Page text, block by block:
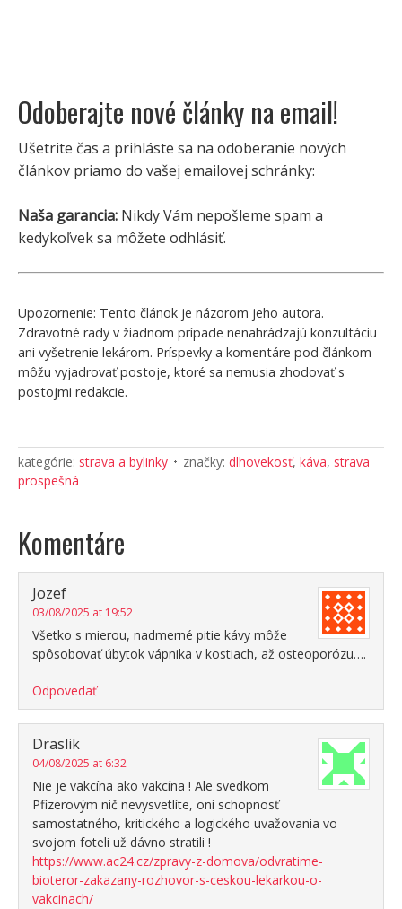
Odoberajte nové články na email!
Ušetrite čas a prihláste sa na odoberanie nových
článkov priamo do vašej emailovej schránky:
Naša garancia: Nikdy Vám nepošleme spam a
kedykoľvek sa môžete odhlásiť.
Upozornenie: Tento článok je názorom jeho autora.
Zdravotné rady v žiadnom prípade nenahrádzajú konzultáciu
ani vyšetrenie lekárom. Príspevky a komentáre pod článkom
môžu vyjadrovať postoje, ktoré sa nemusia zhodovať s
postojmi redakcie.
kategórie: strava a bylinky značky: dlhovekosť, káva, strava
prospešná
Komentáre
Jozef
03/08/2025 at 19:52
Všetko s mierou, nadmerné pitie kávy môže
spôsobovať úbytok vápnika v kostiach, až osteoporózu….
Odpovedať
Draslik
04/08/2025 at 6:32
Nie je vakcína ako vakcína ! Ale svedkom
Pfizerovým nič nevysvetlíte, oni schopnosť
samostatného, kritického a logického uvažovania vo
svojom foteli už dávno stratili !
https://www.ac24.cz/zpravy-z-domova/odvratime-
bioteror-zakazany-rozhovor-s-ceskou-lekarkou-o-
vakcinach/